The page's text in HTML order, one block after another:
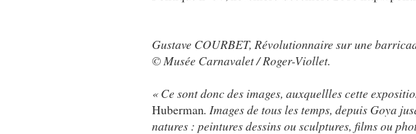
Gustave COURBET, Révolutionnaire sur une
© Musée Carnavalet / Roger-Viollet.
« Ce sont donc des images, auxquellles cette
Huberman. Images de tous les temps, depuis Goya
natures : peintures dessins ou sculptures, films ou